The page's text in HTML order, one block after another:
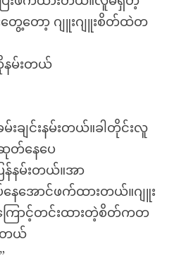
တွေ့တော့ ဂျူးဂျူးစိတ်ထဲတ
နမ်းတယ်
ချင်းနမ်းတယ်။ခါတိုင်းလူ
တ်နေပေ
နမ်းတယ်။အာ
နေအောင်ဖက်ထားတယ်။ဂျူး
ောင့်တင်းထားတဲ့စိတ်ကတ
ာတယ်